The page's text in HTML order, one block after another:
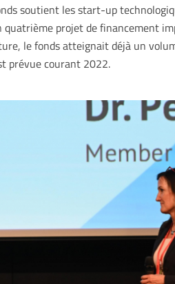
soutient les start-up
quatrième projet de financement
le fonds atteignait déjà un
prévue courant 2022.